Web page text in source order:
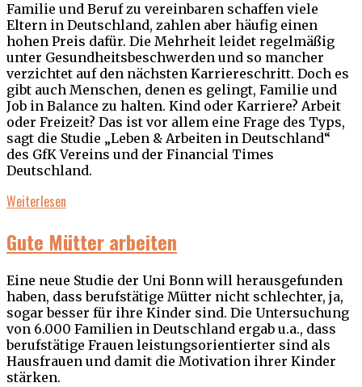
Familie und Beruf zu vereinbaren schaffen viele
Eltern in Deutschland, zahlen aber häufig einen
hohen Preis dafür. Die Mehrheit leidet regelmäßig
unter Gesundheitsbeschwerden und so mancher
verzichtet auf den nächsten Karriereschritt. Doch es
gibt auch Menschen, denen es gelingt, Familie und
Job in Balance zu halten. Kind oder Karriere? Arbeit
oder Freizeit? Das ist vor allem eine Frage des Typs,
sagt die Studie „Leben & Arbeiten in Deutschland“
des GfK Vereins und der Financial Times
Deutschland.
Weiterlesen
Gute Mütter arbeiten
Eine neue Studie der Uni Bonn will herausgefunden
haben, dass berufstätige Mütter nicht schlechter, ja,
sogar besser für ihre Kinder sind. Die Untersuchung
von 6.000 Familien in Deutschland ergab u.a., dass
berufstätige Frauen leistungsorientierter sind als
Hausfrauen und damit die Motivation ihrer Kinder
stärken.